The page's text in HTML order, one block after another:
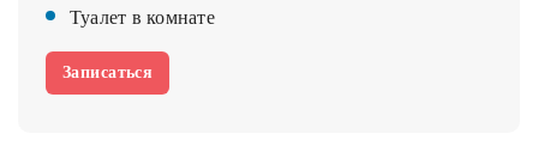
Туалет в комнате
Записаться